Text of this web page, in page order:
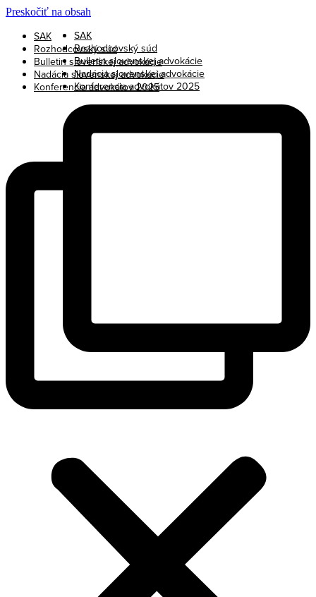
Preskočiť na obsah
SAK
Rozhodcovský súd
Bulletin slovenskej advokácie
Nadácia slovenskej advokácie
Konferencia advokátov 2025
SAK
Rozhodcovský súd
Bulletin slovenskej advokácie
Nadácia slovenskej advokácie
Konferencia advokátov 2025